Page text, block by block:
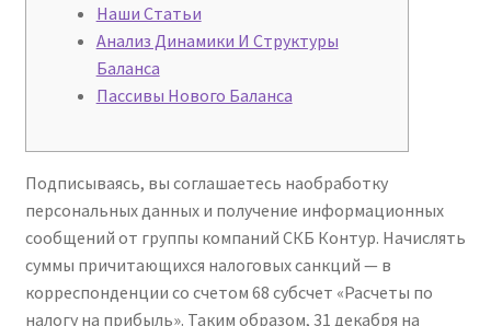
Наши Статьи
Анализ Динамики И Структуры
Баланса
Пассивы Нового Баланса
Подписываясь, вы соглашаетесь наобработку
персональных данных и получение информационных
сообщений от группы компаний СКБ Контур. Начислять
суммы причитающихся налоговых санкций — в
корреспонденции со счетом 68 субсчет «Расчеты по
налогу на прибыль». Таким образом, 31 декабря на